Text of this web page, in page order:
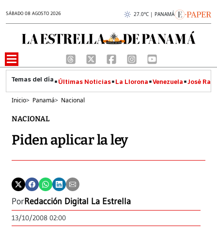
SÁBADO 08 AGOSTO 2026 27.0°C | PANAMÁ
Últimas Noticias La Llorona Venezuela José
Inicio> Panamá> Nacional
NACIONAL
Piden aplicar la ley
PorRedacción Digital La Estrella
13/10/2008 02:00